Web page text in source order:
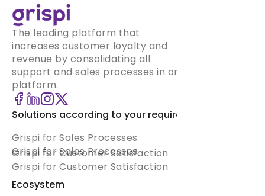
The leading platform that
increases customer loyalty and
revenue by consolidating all
support and sales processes in one
platform.
Solutions according to your requirement
Grispi for Sales Processes
Grispi for Sales Processes
Grispi for Customer Satisfaction
Grispi for Customer Satisfaction
Ecosystem